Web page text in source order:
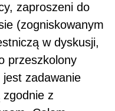
zaproszeni do
(zogniskowanym
w dyskusji,
przeszkolony
zadawanie
z